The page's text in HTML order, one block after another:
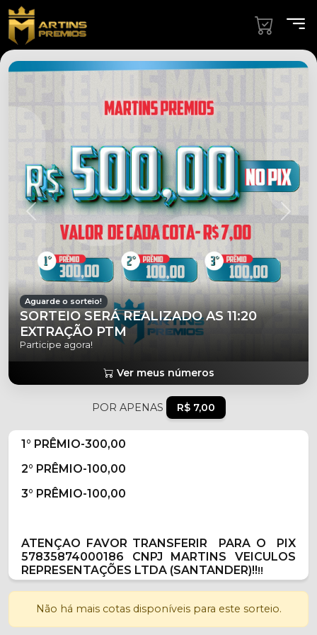
Aguarde o sorteio!
SORTEIO SERÁ REALIZADO AS 11:20
EXTRAÇÃO PTM
Participe agora!
Ver meus números
POR APENAS R$ 7,00
1° PRÊMIO-300,00
2° PRÊMIO-100,00
3° PRÊMIO-100,00
ATENÇAO FAVOR TRANSFERIR PARA O PIX
57835874000186 CNPJ MARTINS VEICULOS
REPRESENTAÇÕES LTDA (SANTANDER)!!!!
Não há mais cotas disponíveis para este sorteio.